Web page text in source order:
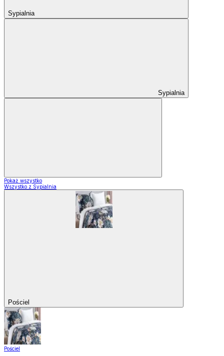
Sypialnia
Sypialnia
Pokaż wszystko
Wszystko z Sypialnia
Pościel
Pościel